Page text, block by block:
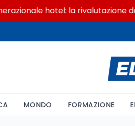
hotel: la rivalutazione dei beni
MONDO FORMAZIONE